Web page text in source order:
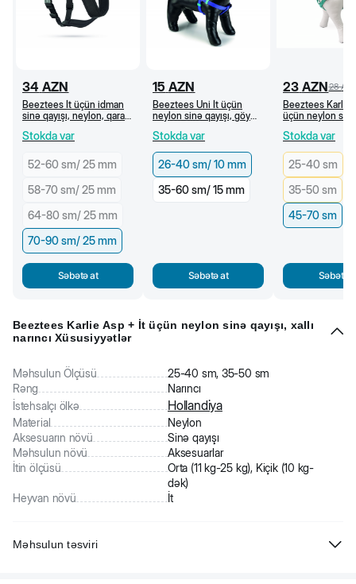
34 AZN
Beeztees İt üçün idman
sinə qayışı, neylon, qara
Stokda var
52-60 sm/ 25 mm
58-70 sm/ 25 mm
64-80 sm/ 25 mm
70-90 sm/ 25 mm
Səbətə at
15 AZN
Beeztees Uni İt üçün
neylon sinə qayışı, göy
Stokda var
26-40 sm/ 10 mm
35-60 sm/ 15 mm
Səbətə at
23 AZN28
Beeztees Karlie
üçün neylon sinə
Stokda var
25-40 sm
35-50 sm
45-70 sm
Səbətə
Beeztees Karlie Asp + İt üçün neylon sinə qayışı, xallı
narıncı Xüsusiyyətlər
Məhsulun Ölçüsü
25-40 sm, 35-50 sm
Rəng
Narıncı
İstehsalçı ölkə
Hollandiya
Material
Neylon
Aksesuarın növü
Sinə qayışı
Məhsulun növü
Aksesuarlar
İtin ölçüsü
Orta (11 kg-25 kg), Kiçik (10 kg-
dək)
Heyvan növü
İt
Məhsulun təsviri